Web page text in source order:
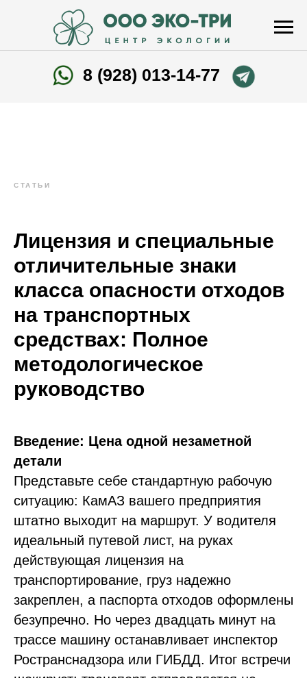
8 (928) 013-14-77
СТАТЬИ
Лицензия и специальные
отличительные знаки
класса опасности отходов
на транспортных
средствах: Полное
методологическое
руководство
Введение: Цена одной незаметной
детали
Представьте себе стандартную рабочую
ситуацию: КамАЗ вашего предприятия
штатно выходит на маршрут. У водителя
идеальный путевой лист, на руках
действующая лицензия на
транспортирование, груз надежно
закреплен, а паспорта отходов оформлены
безупречно. Но через двадцать минут на
трассе машину останавливает инспектор
Ространснадзора или ГИБДД. Итог встречи